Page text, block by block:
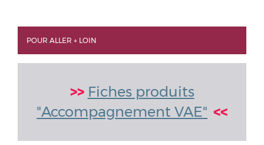
POUR ALLER + LOIN
>> Fiches produits
"Accompagnement VAE" <<